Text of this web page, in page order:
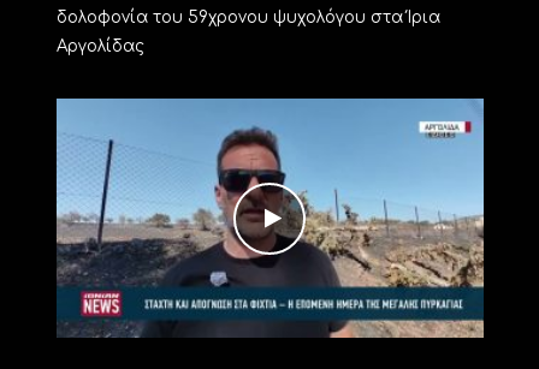
δολοφονία του 59χρονου ψυχολόγου στα Ίρια
Αργολίδας